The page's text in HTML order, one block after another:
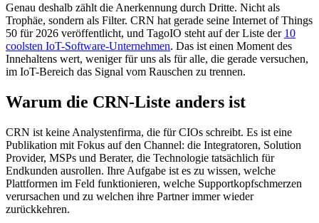
Genau deshalb zählt die Anerkennung durch Dritte. Nicht als
Trophäe, sondern als Filter. CRN hat gerade seine Internet of Things
50 für 2026 veröffentlicht, und TagoIO steht auf der Liste der 10
coolsten IoT-Software-Unternehmen. Das ist einen Moment des
Innehaltens wert, weniger für uns als für alle, die gerade versuchen,
im IoT-Bereich das Signal vom Rauschen zu trennen.
Warum die CRN-Liste anders ist
CRN ist keine Analystenfirma, die für CIOs schreibt. Es ist eine
Publikation mit Fokus auf den Channel: die Integratoren, Solution
Provider, MSPs und Berater, die Technologie tatsächlich für
Endkunden ausrollen. Ihre Aufgabe ist es zu wissen, welche
Plattformen im Feld funktionieren, welche Supportkopfschmerzen
verursachen und zu welchen ihre Partner immer wieder
zurückkehren.